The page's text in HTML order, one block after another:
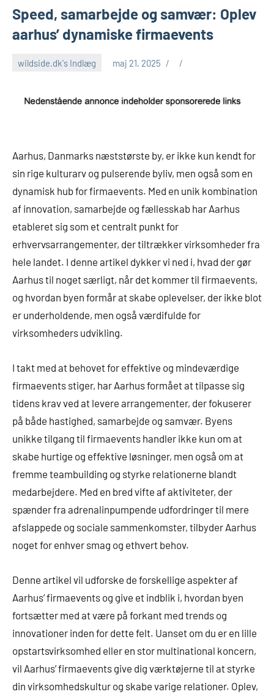
Speed, samarbejde og samvær: Oplev
aarhus’ dynamiske firmaevents
wildside.dk's Indlæg maj 21, 2025
Aarhus, Danmarks næststørste by, er ikke kun kendt for
sin rige kulturarv og pulserende byliv, men også som en
dynamisk hub for firmaevents. Med en unik kombination
af innovation, samarbejde og fællesskab har Aarhus
etableret sig som et centralt punkt for
erhvervsarrangementer, der tiltrækker virksomheder fra
hele landet. I denne artikel dykker vi ned i, hvad der gør
Aarhus til noget særligt, når det kommer til firmaevents,
og hvordan byen formår at skabe oplevelser, der ikke blot
er underholdende, men også værdifulde for
virksomheders udvikling.
I takt med at behovet for effektive og mindeværdige
firmaevents stiger, har Aarhus formået at tilpasse sig
tidens krav ved at levere arrangementer, der fokuserer
på både hastighed, samarbejde og samvær. Byens
unikke tilgang til firmaevents handler ikke kun om at
skabe hurtige og effektive løsninger, men også om at
fremme teambuilding og styrke relationerne blandt
medarbejdere. Med en bred vifte af aktiviteter, der
spænder fra adrenalinpumpende udfordringer til mere
afslappede og sociale sammenkomster, tilbyder Aarhus
noget for enhver smag og ethvert behov.
Denne artikel vil udforske de forskellige aspekter af
Aarhus’ firmaevents og give et indblik i, hvordan byen
fortsætter med at være på forkant med trends og
innovationer inden for dette felt. Uanset om du er en lille
opstartsvirksomhed eller en stor multinational koncern,
vil Aarhus’ firmaevents give dig værktøjerne til at styrke
din virksomhedskultur og skabe varige relationer. Oplev,